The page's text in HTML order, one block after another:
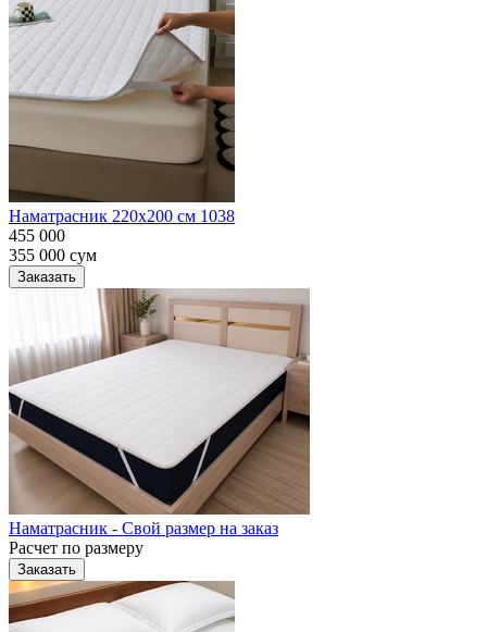
Наматрасник 220х200 см 1038
455 000
355 000 сум
Заказать
Наматрасник - Свой размер на заказ
Расчет по размеру
Заказать